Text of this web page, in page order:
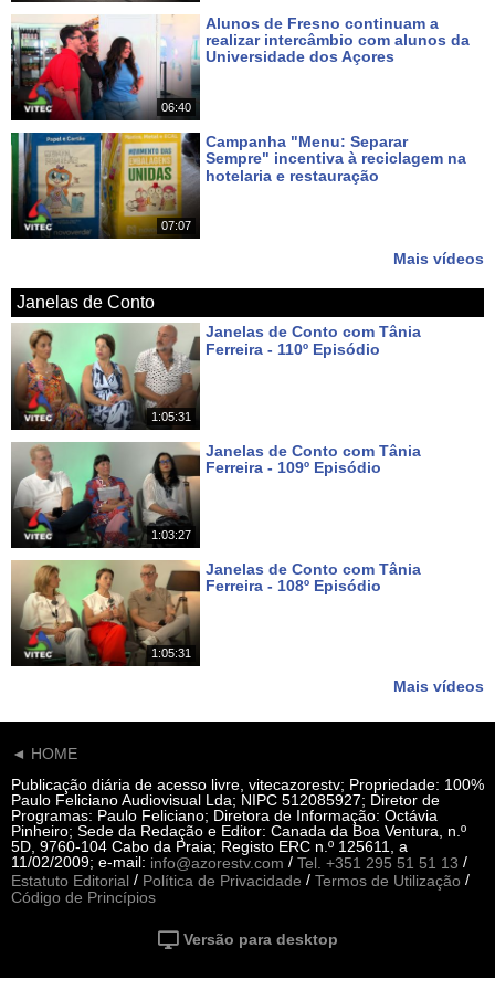
06:40
Alunos de Fresno continuam a
realizar intercâmbio com alunos da
Universidade dos Açores
07:07
Campanha "Menu: Separar
Sempre" incentiva à reciclagem na
hotelaria e restauração
Mais vídeos
Janelas de Conto
1:05:31
Janelas de Conto com Tânia
Ferreira - 110º Episódio
1:03:27
Janelas de Conto com Tânia
Ferreira - 109º Episódio
1:05:31
Janelas de Conto com Tânia
Ferreira - 108º Episódio
Mais vídeos
◄ HOME
Publicação diária de acesso livre, vitecazorestv; Propriedade: 100%
Paulo Feliciano Audiovisual Lda; NIPC 512085927; Diretor de
Programas: Paulo Feliciano; Diretora de Informação: Octávia
Pinheiro; Sede da Redação e Editor: Canada da Boa Ventura, n.º
5D, 9760-104 Cabo da Praia; Registo ERC n.º 125611, a
11/02/2009; e-mail: info@azorestv.com / Tel. +351 295 51 51 13 /
Estatuto Editorial / Política de Privacidade / Termos de Utilização /
Código de Princípios
Versão para desktop